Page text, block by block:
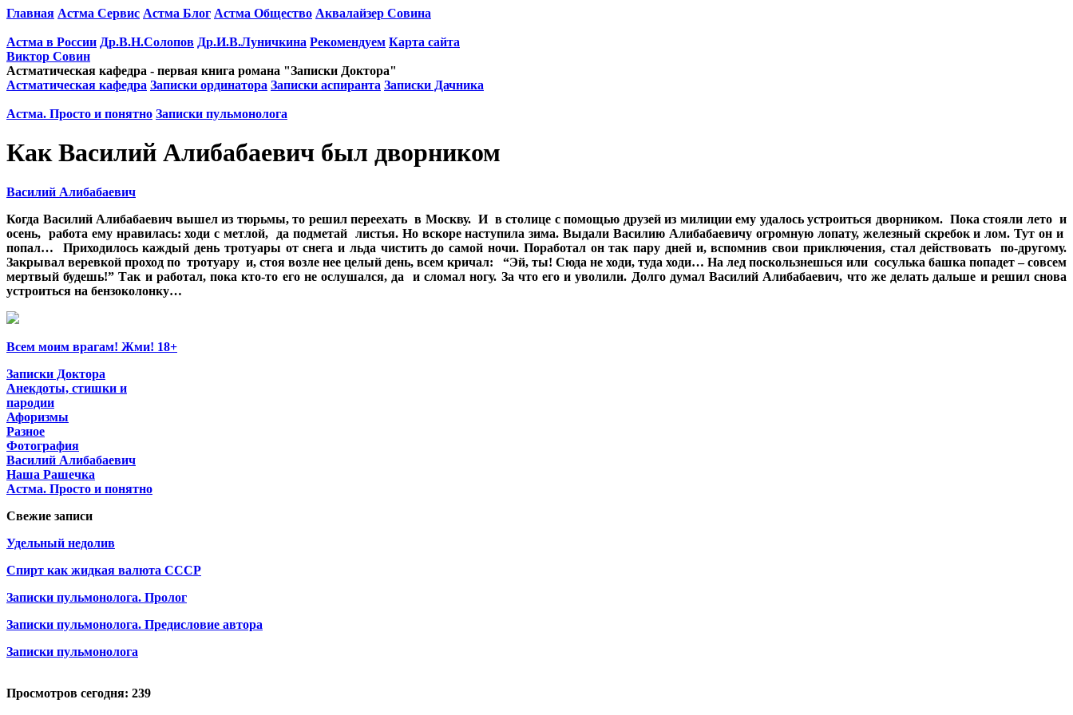
Главная Астма Сервис Астма Блог Астма Общество Аквалайзер Совина
Астма в России Др.В.Н.Солопов Др.И.В.Луничкина Рекомендуем Карта сайта
Виктор Совин
Астматическая кафедра - первая книга романа "Записки Доктора"
Астматическая кафедра Записки ординатора Записки аспиранта Записки Дачника
Астма. Просто и понятно Записки пульмонолога
Как Василий Алибабаевич был дворником
Василий Алибабаевич
Когда Василий Алибабаевич вышел из тюрьмы, то решил переехать в Москву. И в столице с помощью друзей из милиции ему удалось устроиться дворником. Пока стояли лето и
осень, работа ему нравилась: ходи с метлой, да подметай листья. Но вскоре наступила зима. Выдали Василию Алибабаевичу огромную лопату, железный скребок и лом. Тут он и
попал… Приходилось каждый день тротуары от снега и льда чистить до самой ночи. Поработал он так пару дней и, вспомнив свои приключения, стал действовать по-другому.
Закрывал веревкой проход по тротуару и, стоя возле нее целый день, всем кричал: “Эй, ты! Сюда не ходи, туда ходи… На лед поскользнешься или сосулька башка попадет – совсем
мертвый будешь!” Так и работал, пока кто-то его не ослушался, да и сломал ногу. За что его и уволили. Долго думал Василий Алибабаевич, что же делать дальше и решил снова
устроиться на бензоколонку…
Всем моим врагам! Жми! 18+
Записки Доктора
Анекдоты, стишки и
пародии
Афоризмы
Разное
Фотография
Василий Алибабаевич
Наша Рашечка
Астма. Просто и понятно
Свежие записи
Удельный недолив
Спирт как жидкая валюта СССР
Записки пульмонолога. Пролог
Записки пульмонолога. Предисловие автора
Записки пульмонолога
Просмотров сегодня: 239